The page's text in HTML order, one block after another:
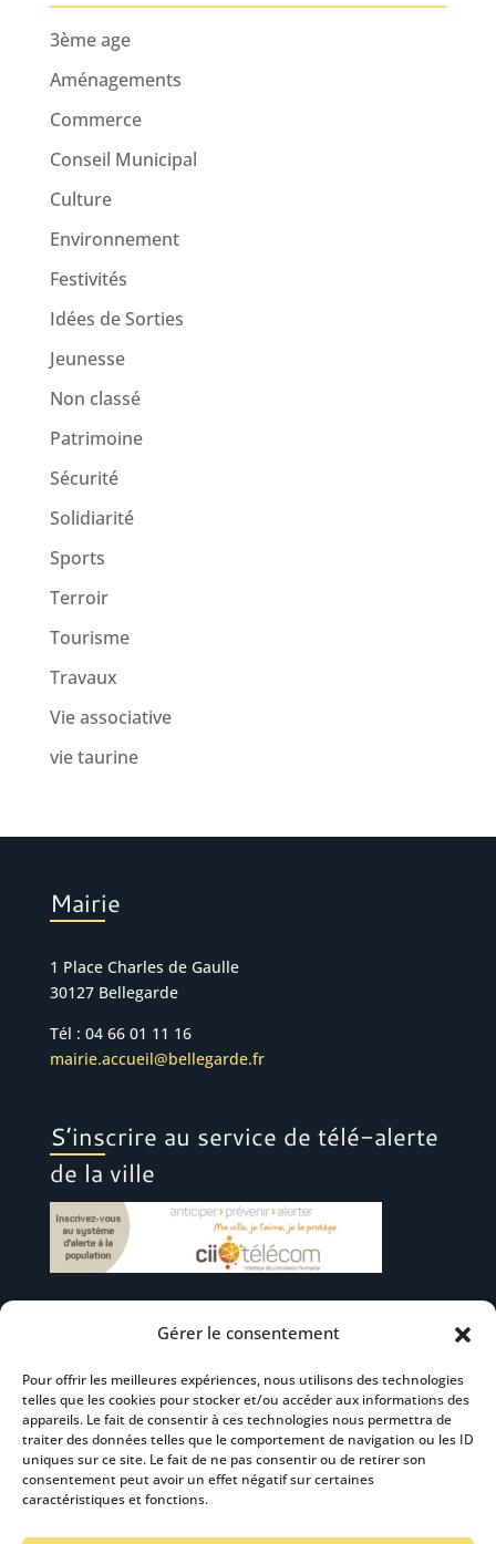
Gérer le consentement
Pour offrir les meilleures expériences, nous utilisons des technologies
telles que les cookies pour stocker et/ou accéder aux informations des
appareils. Le fait de consentir à ces technologies nous permettra de
traiter des données telles que le comportement de navigation ou les ID
uniques sur ce site. Le fait de ne pas consentir ou de retirer son
consentement peut avoir un effet négatif sur certaines
caractéristiques et fonctions.
3ème age
Aménagements
Commerce
Conseil Municipal
Culture
Environnement
Festivités
Idées de Sorties
Jeunesse
Non classé
Patrimoine
Sécurité
Solidiarité
Sports
Terroir
Tourisme
Travaux
Vie associative
vie taurine
Mairie
1 Place Charles de Gaulle
30127 Bellegarde
Tél : 04 66 01 11 16
mairie.accueil@bellegarde.fr
S’inscrire au service de télé-alerte
de la ville
Suivez-nous
S’abonner à la newsletter